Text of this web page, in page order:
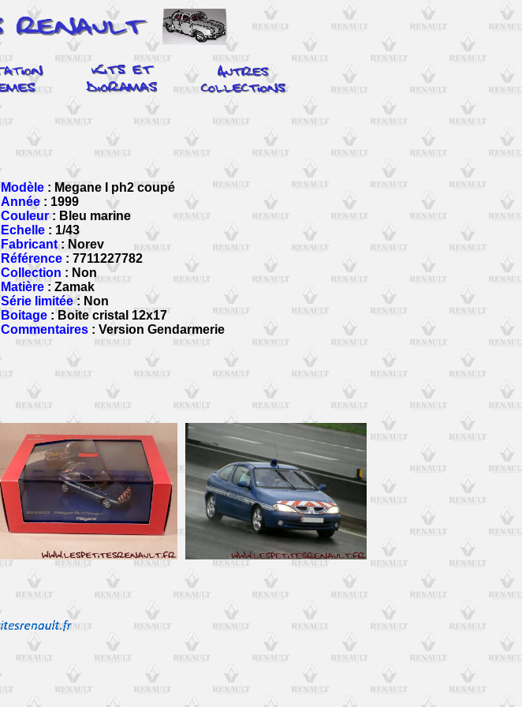
Modèle : Megane I ph2 coupé
Année : 1999
Couleur: Bleu marine
Echelle : 1/43
Fabricant: Norev
Référence : 7711227782
Collection : Non
Matière : Zamak
Série limitée: Non
Boitage : Boite cristal 12x17
Commentaires : Version Gendarmerie